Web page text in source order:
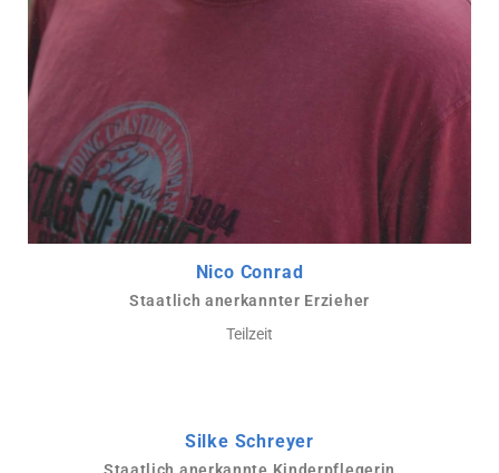
Nico Conrad
Staatlich anerkannter Erzieher
Teilzeit
Silke Schreyer
Staatlich anerkannte Kinderpflegerin